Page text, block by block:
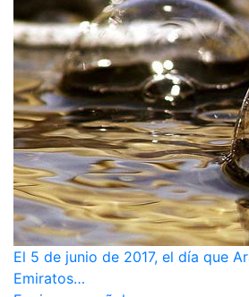
El 5 de junio de 2017, el día que
Emiratos…